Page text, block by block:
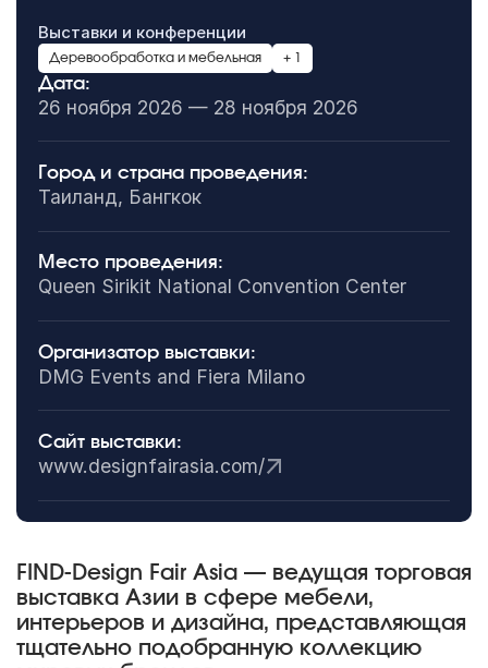
Выставки и конференции
Деревообработка и мебельная + 1
Дата:
26 ноября 2026 — 28 ноября 2026
Город и страна проведения:
Таиланд, Бангкок
Место проведения:
Queen Sirikit National Convention Center
Организатор выставки:
DMG Events and Fiera Milano
Сайт выставки:
www.designfairasia.com/
FIND-Design Fair Asia — ведущая торговая
выставка Азии в сфере мебели,
интерьеров и дизайна, представляющая
тщательно подобранную коллекцию